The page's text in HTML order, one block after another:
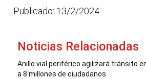
Publicado: 13/2/2024
Noticias Relacionadas
Anillo vial periférico agilizará tránsito
a 8 millones de ciudadanos